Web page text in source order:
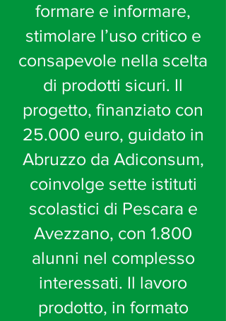
formare e informare,
stimolare l’uso critico e
consapevole nella scelta
di prodotti sicuri. Il
progetto, finanziato con
25.000 euro, guidato in
Abruzzo da Adiconsum,
coinvolge sette istituti
scolastici di Pescara e
Avezzano, con 1.800
alunni nel complesso
interessati. Il lavoro
prodotto, in formato